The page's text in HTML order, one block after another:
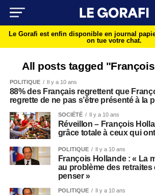
Le Gorafi est enfin disponible en journal
on tue votre chat.
All posts tagged
POLITIQUE Il y a 10 ans
88% des Français regrettent que
regrette de ne pas s’être présenté à la
SOCIÉTÉ Il y a 10 ans
Réveillon – François
grâce totale à ceux qui
POLITIQUE Il y a 10 ans
François Hollande : « La
au problème des retraites
penser »
POLITIQUE Il y a 10 ans